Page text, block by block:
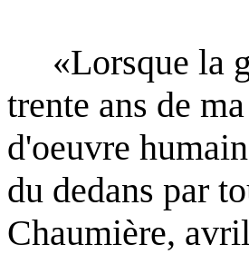
«Lorsque la
trente ans de
d'oeuvre
du dedans par
Chaumière,